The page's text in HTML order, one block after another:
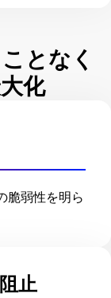
となく
化
脆弱性を明ら
止